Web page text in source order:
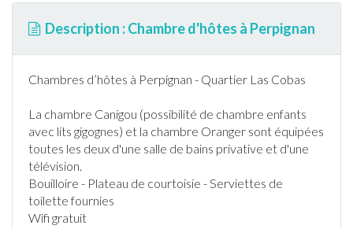
Description : Chambre d'hôtes à Perpignan
Chambres d’hôtes à Perpignan - Quartier Las Cobas
La chambre Canigou (possibilité de chambre enfants
avec lits gigognes) et la chambre Oranger sont équipées
toutes les deux d'une salle de bains privative et d'une
télévision.
Bouilloire - Plateau de courtoisie - Serviettes de
toilette fournies
Wifi gratuit